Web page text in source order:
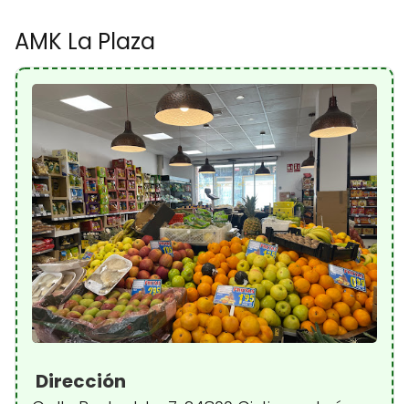
AMK La Plaza
Dirección